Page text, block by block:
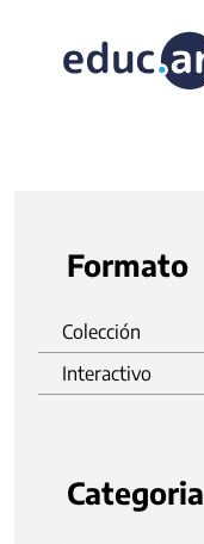
Formato
Colección
Interactivo
Categoria